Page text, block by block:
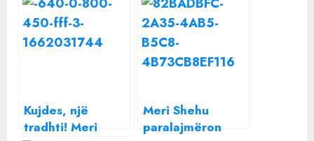
Kujdes, një
tradhti! Meri
Meri Shehu
paralajmëron